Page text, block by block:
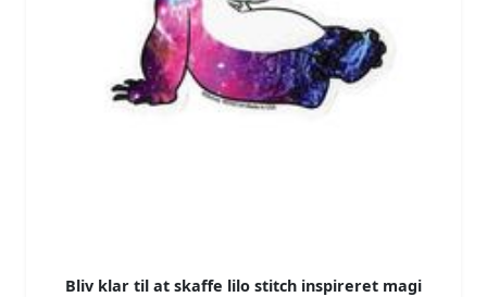
Bliv klar til at skaffe lilo stitch inspireret magi